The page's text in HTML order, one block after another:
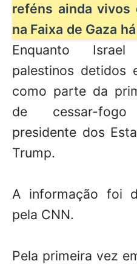
reféns ainda vivos
na Faixa de Gaza
Enquanto
palestinos detidos
como parte da
de cessar-
presidente dos
Trump.
A informação foi
pela CNN.
Pela primeira vez